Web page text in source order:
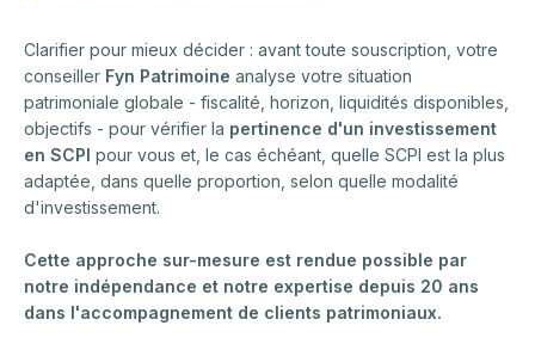
Clarifier pour mieux décider : avant toute souscription, votre
conseiller Fyn Patrimoine analyse votre situation
patrimoniale globale - fiscalité, horizon, liquidités disponibles,
objectifs - pour vérifier la pertinence d'un investissement
en SCPI pour vous et, le cas échéant, quelle SCPI est la plus
adaptée, dans quelle proportion, selon quelle modalité
d'investissement.
Cette approche sur-mesure est rendue possible par
notre indépendance et notre expertise depuis 20 ans
dans l'accompagnement de clients patrimoniaux.